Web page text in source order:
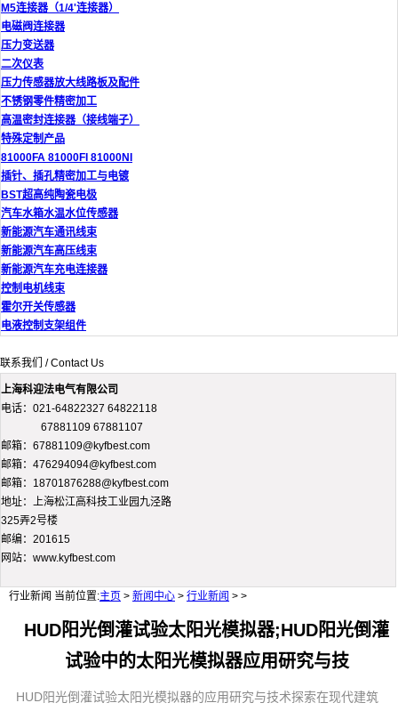
M5连接器（1/4'连接器）
电磁阀连接器
压力变送器
二次仪表
压力传感器放大线路板及配件
不锈钢零件精密加工
高温密封连接器（接线端子）
特殊定制产品
81000FA 81000FI 81000NI
插针、插孔精密加工与电镀
BST超高纯陶瓷电极
汽车水箱水温水位传感器
新能源汽车通讯线束
新能源汽车高压线束
新能源汽车充电连接器
控制电机线束
霍尔开关传感器
电液控制支架组件
联系我们 / Contact Us
上海科迎法电气有限公司
电话：021-64822327 64822118
67881109 67881107
邮箱：67881109@kyfbest.com
邮箱：476294094@kyfbest.com
邮箱：18701876288@kyfbest.com
地址：上海松江高科技工业园九泾路
325弄2号楼
邮编：201615
网站：www.kyfbest.com
行业新闻 当前位置:主页 > 新闻中心 > 行业新闻 > >
HUD阳光倒灌试验太阳光模拟器;HUD阳光倒灌
试验中的太阳光模拟器应用研究与技
HUD阳光倒灌试验太阳光模拟器的应用研究与技术探索在现代建筑